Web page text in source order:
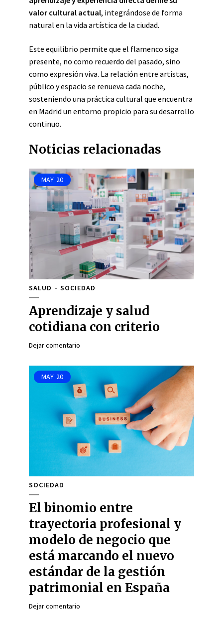
valor cultural actual, integrándose de forma
natural en la vida artística de la ciudad.
Este equilibrio permite que el flamenco siga
presente, no como recuerdo del pasado, sino
como expresión viva. La relación entre artistas,
público y espacio se renueva cada noche,
sosteniendo una práctica cultural que encuentra
en Madrid un entorno propicio para su desarrollo
continuo.
Noticias relacionadas
MAY 20
SALUD SOCIEDAD
Aprendizaje y salud
cotidiana con criterio
Dejar comentario
MAY 20
SOCIEDAD
El binomio entre
trayectoria profesional y
modelo de negocio que
está marcando el nuevo
estándar de la gestión
patrimonial en España
Dejar comentario